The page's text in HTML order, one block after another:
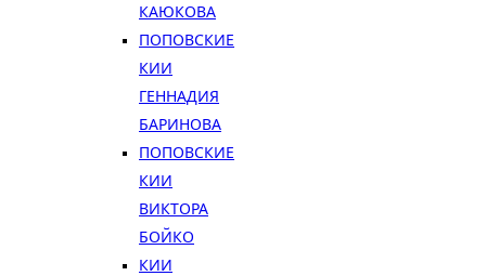
КАЮКОВА
ПОПОВСКИЕ
КИИ
ГЕННАДИЯ
БАРИНОВА
ПОПОВСКИЕ
КИИ
ВИКТОРА
БОЙКО
КИИ